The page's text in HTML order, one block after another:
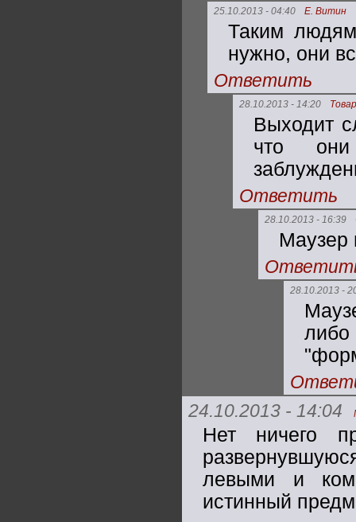
25.10.2013 - 04:40 Е. Витин
Таким
нужно, они
Ответить
28.10.2013 - 14:20
Выходит
что они
Ответить
28.10.2013 - 16:39
Маузер
28.10.2013 -
либо
24.10.2013 - 14:04
Нет ничего
левыми и
истинный